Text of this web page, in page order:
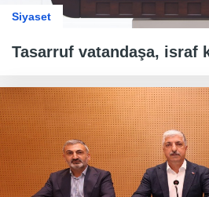
Siyaset
Tasarruf vatandaşa, israf